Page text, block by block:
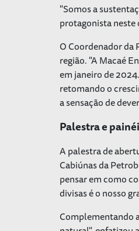
"Somos a
protagonista
O Coordenador da
região. "A Macaé
em janeiro de
retomando o
a sensação de
Palestra e
A palestra de
Cabiúnas da
pensar em como
divisas é o nosso
Complementando